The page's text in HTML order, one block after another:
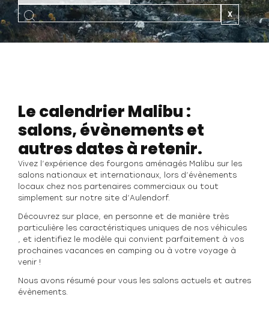
X
Le calendrier Malibu :
salons, évènements et
autres dates à retenir.
Vivez l’expérience des fourgons aménagés Malibu sur les
salons nationaux et internationaux, lors d’évènements
locaux chez nos partenaires commerciaux ou tout
simplement sur notre site d’Aulendorf.
Découvrez sur place, en personne et de manière très
particulière les caractéristiques uniques de nos véhicules
, et identifiez le modèle qui convient parfaitement à vos
prochaines vacances en camping ou à votre voyage à
venir !
Nous avons résumé pour vous les salons actuels et autres
évènements.